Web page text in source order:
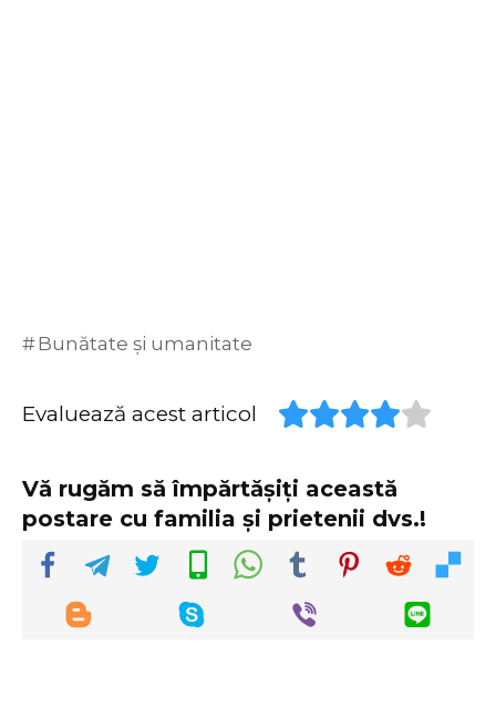
Bunătate și umanitate
Evaluează acest articol
Vă rugăm să împărtășiți această
postare cu familia și prietenii dvs.!